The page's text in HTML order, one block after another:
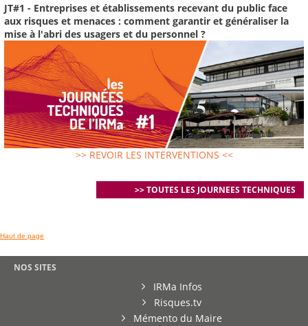
JT#1 - Entreprises et établissements recevant du public face
aux risques et menaces : comment garantir et généraliser la
mise à l'abri des usagers et du personnel ?
>> REVOIR LES INTERVENTIONS <<
>> TOUTES LES JOURNEES TECHNIQUES
Haut de page
NOS SITES
IRMa Infos
Risques.tv
Mémento du Maire